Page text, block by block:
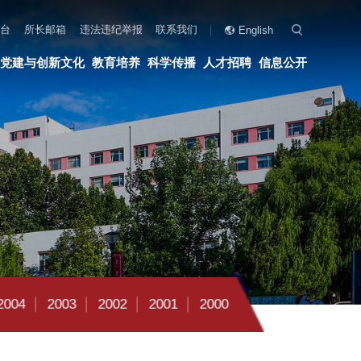
信息公开
联系我们 English
2001 2000